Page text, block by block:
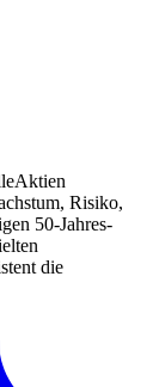
Risiko,
50-Jahres-
die